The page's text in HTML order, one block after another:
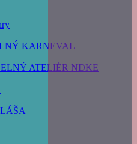
KARNEVAL
ATELIÉR NDKE